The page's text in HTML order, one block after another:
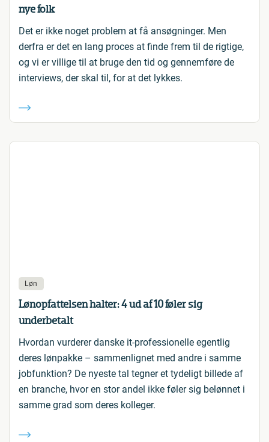
nye folk
Det er ikke noget problem at få ansøgninger. Men
derfra er det en lang proces at finde frem til de rigtige,
og vi er villige til at bruge den tid og gennemføre de
interviews, der skal til, for at det lykkes.
Løn
Lønopfattelsen halter: 4 ud af 10 føler sig
underbetalt
Hvordan vurderer danske it-professionelle egentlig
deres lønpakke – sammenlignet med andre i samme
jobfunktion? De nyeste tal tegner et tydeligt billede af
en branche, hvor en stor andel ikke føler sig belønnet i
samme grad som deres kolleger.